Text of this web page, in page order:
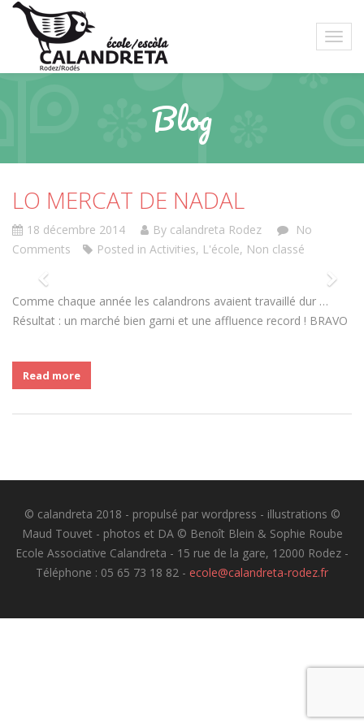
Blog
LO MERCAT DE NADAL
18 décembre 2014 By calandreta Rodez
No
Comments
Posted in Activities, L'école, Non classé
Comme chaque année les calandrons avaient travaillé dur …
Résultat : un marché bien garni et une affluence record ! BRAVO
Read more
© calandreta 2018 - propulsé par wordpress - illustrations ©
Maud Touvet - photos et DA © Benoît Blein & Sophie Roube
Ecole Associative Calandreta - 15 rue de la gare, 12000 Rodez -
Téléphone : 05 65 73 18 82 - ecole@calandreta-rodez.fr